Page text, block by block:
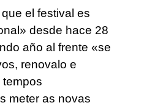
el festival es
desde hace 28
año al frente «se
renovalo e
meter as novas